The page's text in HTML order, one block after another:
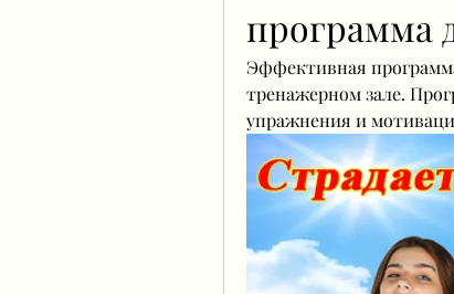
программа
Эффективная
тренажерном зале.
упражнения и